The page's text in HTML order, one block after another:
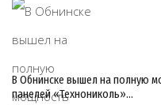
В Обнинске вышел на полную
панелей «Технониколь»…